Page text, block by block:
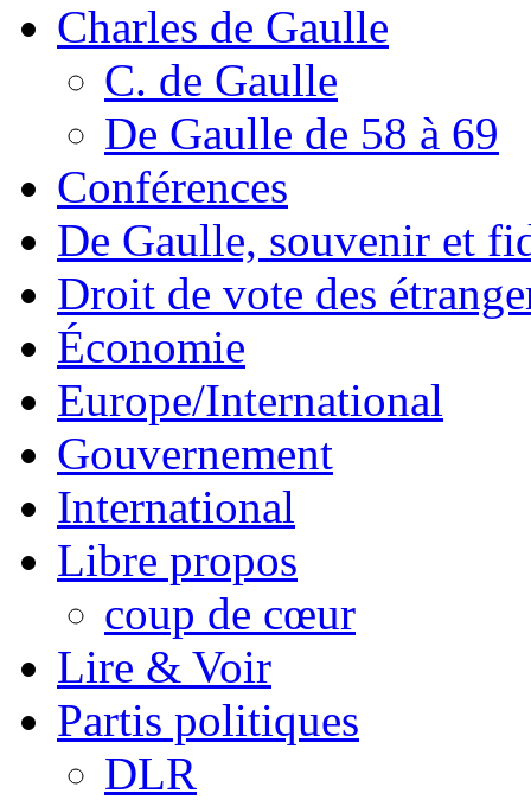
Charles de Gaulle
C. de Gaulle
De Gaulle de 58 à 69
Conférences
De Gaulle, souvenir et
Droit de vote des
Économie
Europe/International
Gouvernement
International
Libre propos
coup de cœur
Lire & Voir
Partis politiques
DLR